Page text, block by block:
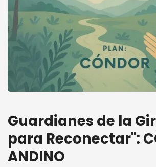
Guardianes de la
para Reconectar":
ANDINO